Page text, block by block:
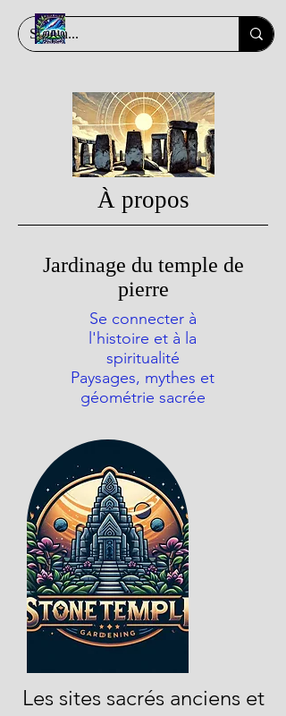
À propos
Jardinage du temple de
pierre
Se connecter à
l'histoire et à la
spiritualité
Paysages, mythes et
géométrie sacrée
Les sites sacrés anciens et